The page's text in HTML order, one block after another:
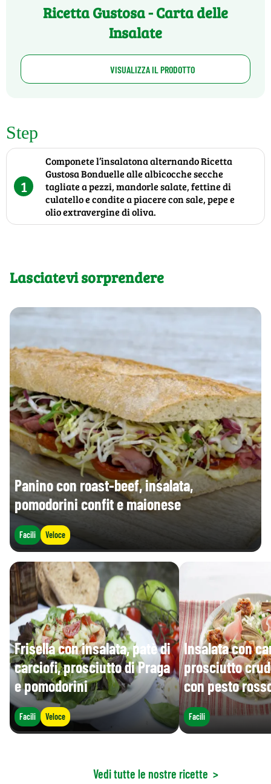
Ricetta Gustosa - Carta delle
Insalate
VISUALIZZA IL PRODOTTO
Step
1
Componete l’insalatona alternando Ricetta
Gustosa Bonduelle alle albicocche secche
tagliate a pezzi, mandorle salate, fettine di
culatello e condite a piacere con sale, pepe e
olio extravergine di oliva.
Lasciatevi sorprendere
Panino con roast-beef, insalata,
pomodorini confit e maionese
Facili Veloce
Frisella con insalata, patè di
carciofi, prosciutto di Praga
e pomodorini
Facili Veloce
Insalata con
prosciutto
con pesto
Facili
Vedi tutte le nostre ricette >